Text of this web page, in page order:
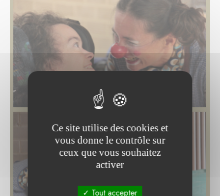
Ce site utilise des cookies et
vous donne le contrôle sur
ceux que vous souhaitez
activer
Tout accepter